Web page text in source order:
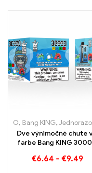
O, Bang KING,Jednorazové elektronické cigarety
Dve výnimočné chute
farbe Bang KING
Čučoriedka Malina
€6.64 - €9.49